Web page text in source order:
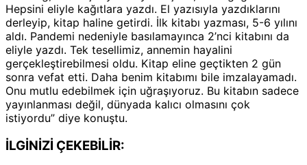
Hepsini eliyle kağıtlara yazdı. El yazısıyla yazdıklarını
derleyip, kitap haline getirdi. İlk kitabı yazması, 5-6 yılını
aldı. Pandemi nedeniyle basılamayınca 2’nci kitabını da
eliyle yazdı. Tek tesellimiz, annemin hayalini
gerçekleştirebilmesi oldu. Kitap eline geçtikten 2 gün
sonra vefat etti. Daha benim kitabımı bile imzalayamadı.
Onu mutlu edebilmek için uğraşıyoruz. Bu kitabın sadece
yayınlanması değil, dünyada kalıcı olmasını çok
istiyordu” diye konuştu.
İLGİNİZİ ÇEKEBİLİR: